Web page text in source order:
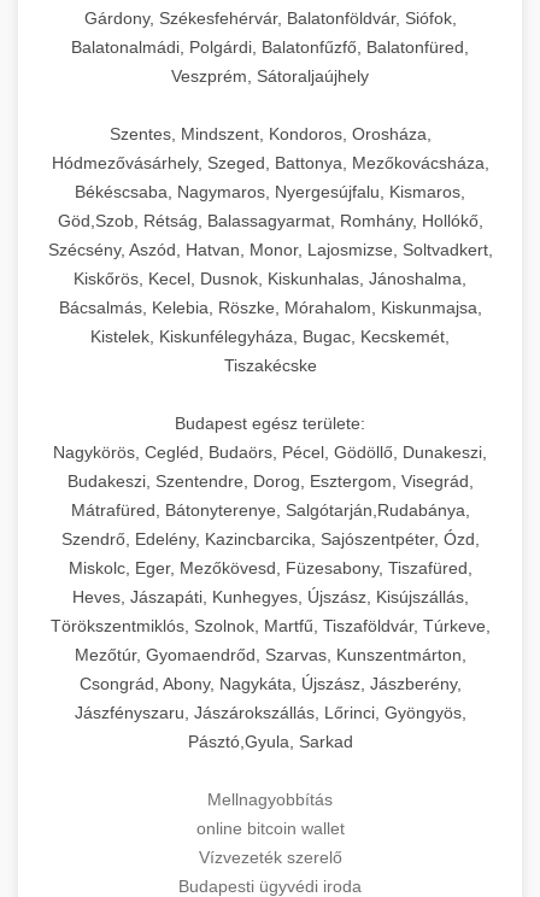
Gárdony, Székesfehérvár, Balatonföldvár, Siófok,
Balatonalmádi, Polgárdi, Balatonfűzfő, Balatonfüred,
Veszprém, Sátoraljaújhely
Szentes, Mindszent, Kondoros, Orosháza,
Hódmezővásárhely, Szeged, Battonya, Mezőkovácsháza,
Békéscsaba, Nagymaros, Nyergesújfalu, Kismaros,
Göd,Szob, Rétság, Balassagyarmat, Romhány, Hollókő,
Szécsény, Aszód, Hatvan, Monor, Lajosmizse, Soltvadkert,
Kiskőrös, Kecel, Dusnok, Kiskunhalas, Jánoshalma,
Bácsalmás, Kelebia, Röszke, Mórahalom, Kiskunmajsa,
Kistelek, Kiskunfélegyháza, Bugac, Kecskemét,
Tiszakécske
Budapest egész területe:
Nagykörös, Cegléd, Budaörs, Pécel, Gödöllő, Dunakeszi,
Budakeszi, Szentendre, Dorog, Esztergom, Visegrád,
Mátrafüred, Bátonyterenye, Salgótarján,Rudabánya,
Szendrő, Edelény, Kazincbarcika, Sajószentpéter, Ózd,
Miskolc, Eger, Mezőkövesd, Füzesabony, Tiszafüred,
Heves, Jászapáti, Kunhegyes, Újszász, Kisújszállás,
Törökszentmiklós, Szolnok, Martfű, Tiszaföldvár, Túrkeve,
Mezőtúr, Gyomaendrőd, Szarvas, Kunszentmárton,
Csongrád, Abony, Nagykáta, Újszász, Jászberény,
Jászfényszaru, Jászárokszállás, Lőrinci, Gyöngyös,
Pásztó,Gyula, Sarkad
Mellnagyobbítás
online bitcoin wallet
Vízvezeték szerelő
Budapesti ügyvédi iroda